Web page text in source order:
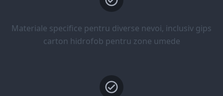
Materiale specifice pentru diverse nevoi, inclusiv gips
carton hidrofob pentru zone umede